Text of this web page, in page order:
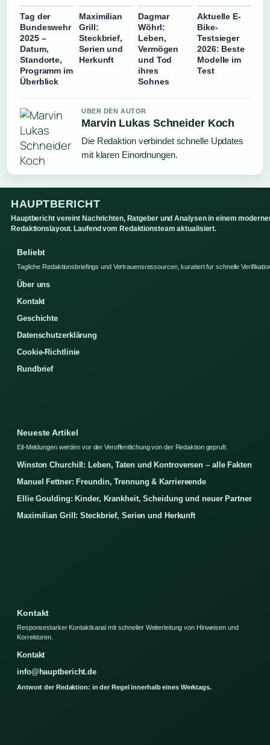
Tag der
Bundeswehr
2025 –
Datum,
Standorte,
Programm im
Überblick
Maximilian
Grill:
Steckbrief,
Serien und
Herkunft
Dagmar
Wöhrl:
Leben,
Vermögen
und Tod
ihres
Sohnes
Aktuelle E-
Bike-
Testsieger
2026: Beste
Modelle im
Test
UBER DEN AUTOR
Marvin Lukas Schneider Koch
Die Redaktion verbindet schnelle Updates
mit klaren Einordnungen.
HAUPTBERICHT
Hauptbericht vereint Nachrichten, Ratgeber und Analysen in einem
Redaktionslayout. Laufend vom Redaktionsteam aktualisiert.
Beliebt
Tagliche Redaktionsbriefings und Vertrauensressourcen, kuratiert fur schnelle
Über uns
Kontakt
Geschichte
Datenschutzerklärung
Cookie-Richtlinie
Rundbrief
Neueste Artikel
Eil-Meldungen werden vor der Veroffentlichung von der Redaktion gepruft.
Winston Churchill: Leben, Taten und Kontroversen – alle Fakten
Manuel Fettner: Freundin, Trennung & Karriereende
Ellie Goulding: Kinder, Krankheit, Scheidung und neuer Partner
Maximilian Grill: Steckbrief, Serien und Herkunft
Kontakt
Responsestarker Kontaktkanal mit schneller Weiterleitung von Hinweisen und
Korrekturen.
Kontakt
info@hauptbericht.de
Antwort der Redaktion: in der Regel innerhalb eines Werktags.